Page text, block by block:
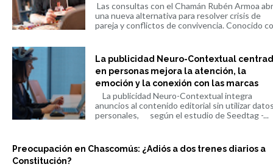
Las consultas con el Chamán Rubén Armoa
una nueva alternativa para resolver crisis de
pareja y conflictos de convivencia. Conocido
La publicidad Neuro-Contextual
en personas mejora la atención, la
emoción y la conexión con las marcas
La publicidad Neuro-Contextual integra
anuncios al contenido editorial sin utilizar
personales, según el estudio de Seedtag -...
Preocupación en Chascomús: ¿Adiós a dos trenes diarios a
Constitución?